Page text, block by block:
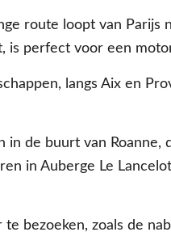
route loopt van Parijs
is perfect voor een
langs Aix en
de buurt van Roanne,
in Auberge Le
bezoeken, zoals de